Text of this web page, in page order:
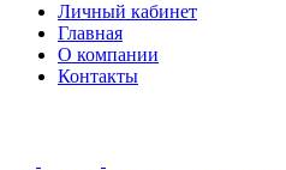
Личный кабинет
Главная
О компании
Контакты